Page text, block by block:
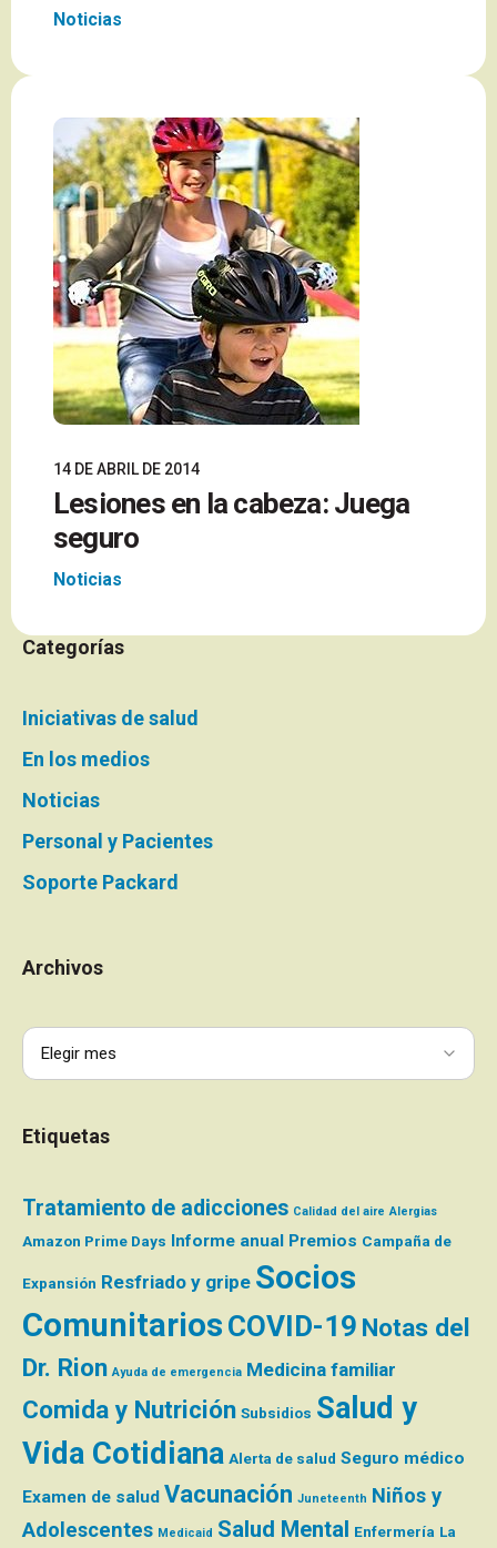
Noticias
14 DE ABRIL DE 2014
Lesiones en la cabeza: Juega
seguro
Noticias
Categorías
Iniciativas de salud
En los medios
Noticias
Personal y Pacientes
Soporte Packard
Archivos
Etiquetas
Tratamiento de adicciones Calidad del aire Alergias
Amazon Prime Days Informe anual Premios Campaña de
Expansión Resfriado y gripe Socios
Comunitarios COVID-19 Notas del
Dr. Rion Ayuda de emergencia Medicina familiar
Comida y Nutrición Subsidios Salud y
Vida Cotidiana Alerta de salud Seguro médico
Examen de salud Vacunación Juneteenth Niños y
Adolescentes Medicaid Salud Mental Enfermería La